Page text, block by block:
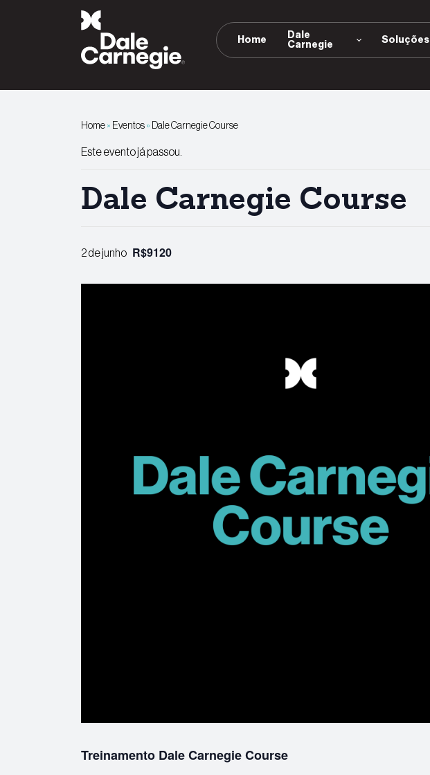
Home
Dale
Carnegie
Soluções
Home» Eventos» Dale Carnegie Course
Este evento já passou.
Dale Carnegie Course
2 de junho R$9120
Treinamento Dale Carnegie Course